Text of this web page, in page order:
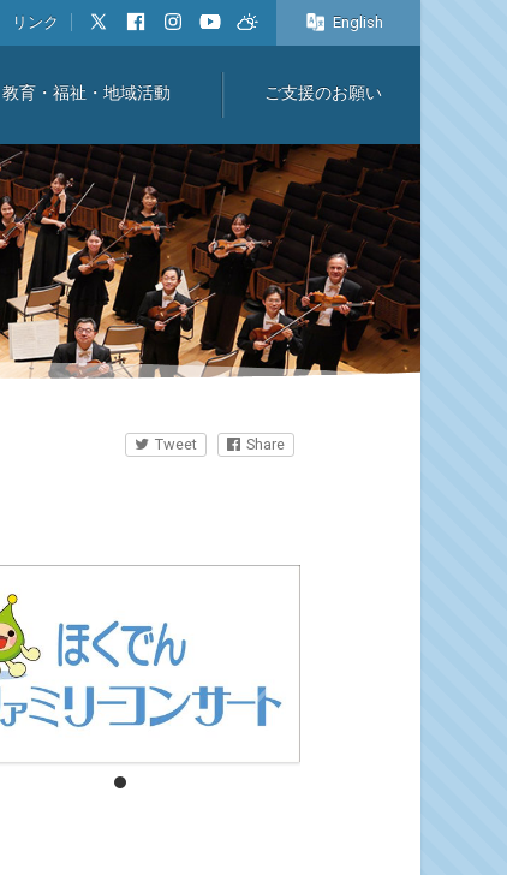
リンク English
教育・福祉・地域活動 ご支援のお願い
Tweet Share